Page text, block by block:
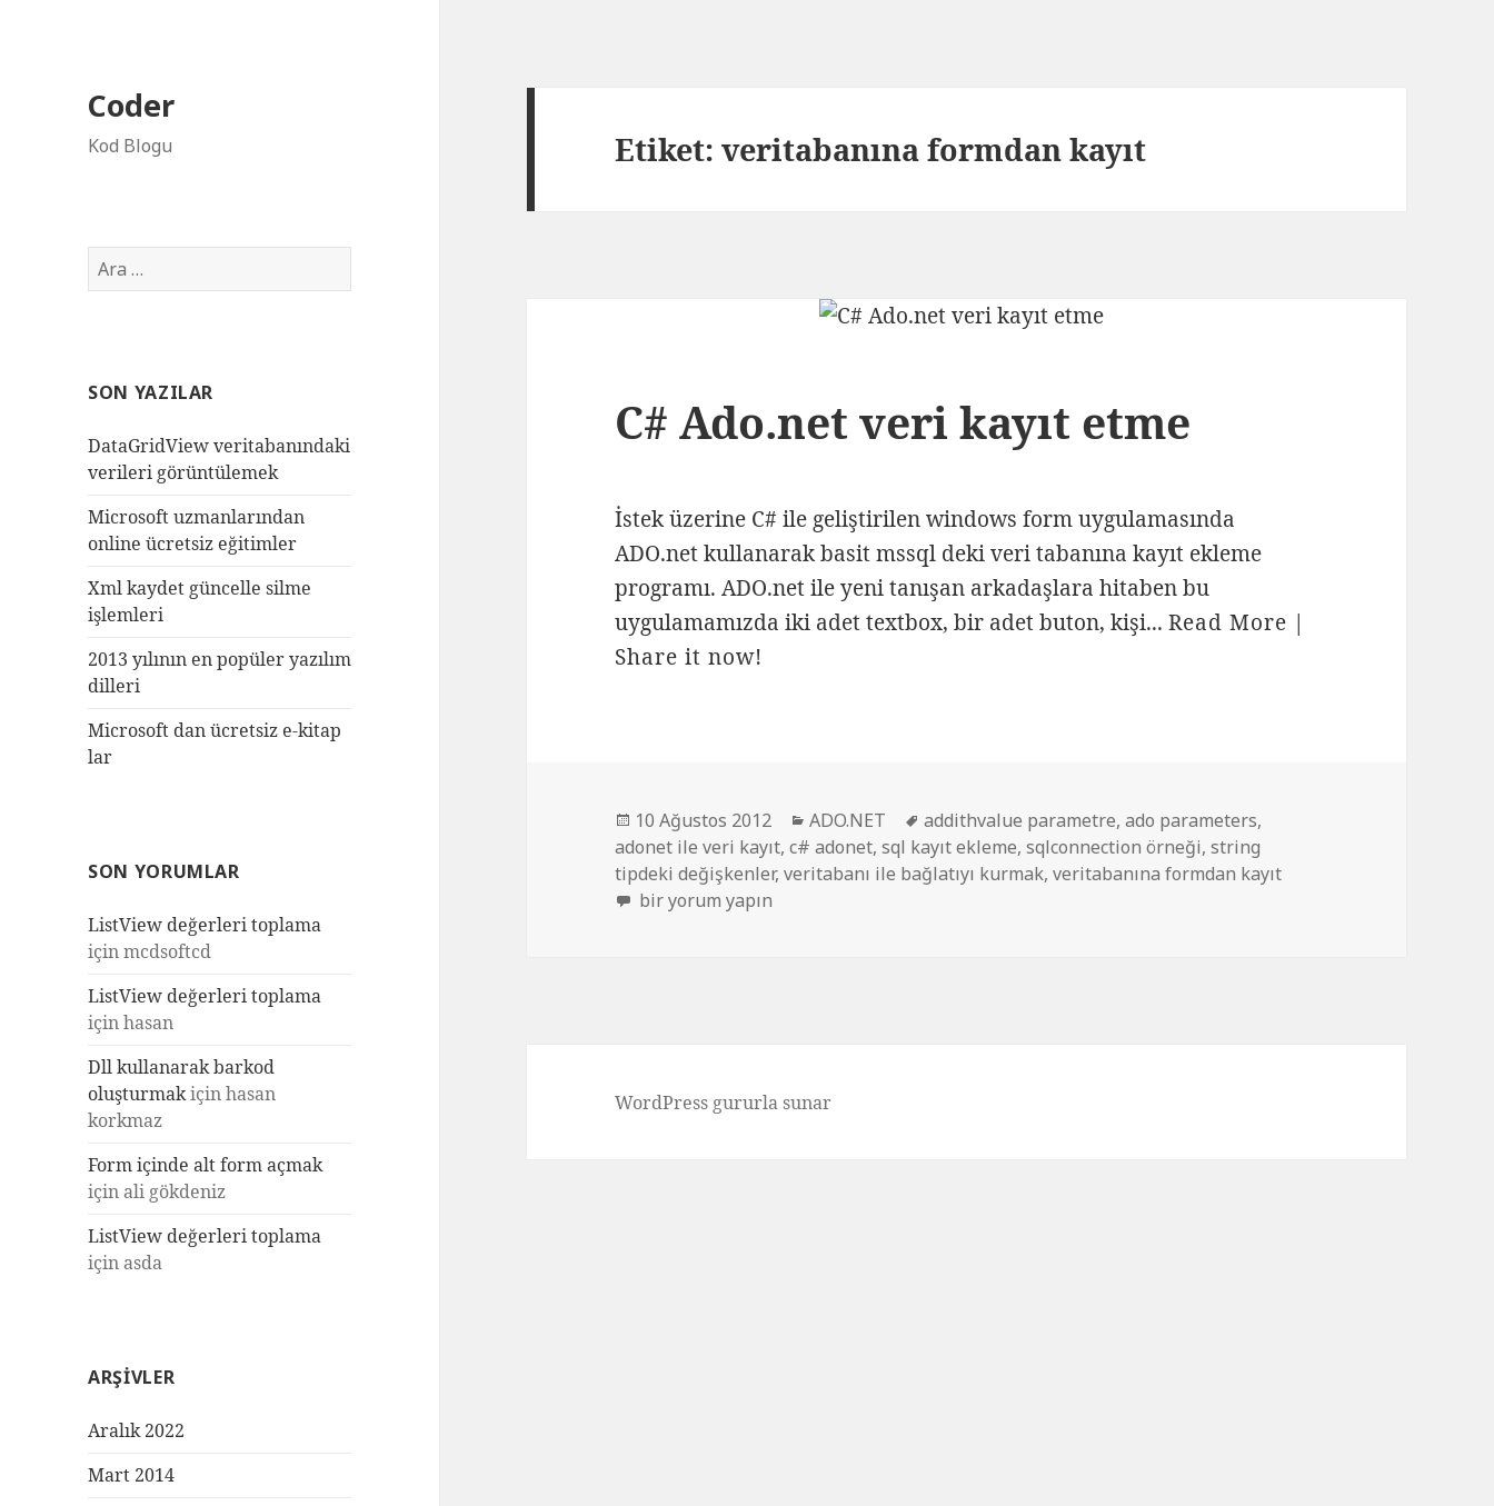
Coder
Kod Blogu
Arama:
SON YAZILAR
DataGridView veritabanındaki
verileri görüntülemek
Microsoft uzmanlarından
online ücretsiz eğitimler
Xml kaydet güncelle silme
işlemleri
2013 yılının en popüler yazılım
dilleri
Microsoft dan ücretsiz e-kitap
lar
SON YORUMLAR
ListView değerleri toplama
içinmcdsoftcd
ListView değerleri toplama
içinhasan
Dll kullanarak barkod
oluşturmakiçinhasan
korkmaz
Form içinde alt form açmak
için ali gökdeniz
ListView değerleri toplama
için asda
ARŞIVLER
Aralık 2022
Mart 2014
Etiket:veritabanına formdan kayıt
C# Ado.net veri kayıt etme
İstek üzerine C# ile geliştirilen windows form uygulamasında
ADO.net kullanarak basit mssql deki veri tabanına kayıt ekleme
programı. ADO.net ile yeni tanışan arkadaşlara hitaben bu
uygulamamızda iki adet textbox, bir adet buton, kişi...Read More |
Share it now!
Yayın
tarihi
10 Ağustos 2012 Kategoriler
ADO.NET Etiketler
addithvalue parametre,ado parameters,
adonet ile veri kayıt,c# adonet,sql kayıt ekleme,sqlconnection örneği,string
tipdeki değişkenler,veritabanı ile bağlatıyı kurmak,veritabanına formdan kayıt
C# Ado.net veri kayıt etme için
bir yorum yapın
WordPress gururla sunar